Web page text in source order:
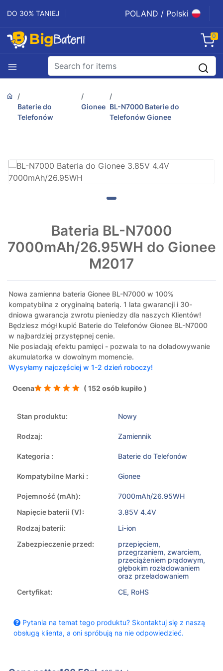
DO 30% TANIEJ POLAND / Polski
0
Baterie do
Telefonów
Gionee BL-N7000 Baterie do
Telefonów Gionee
Bateria BL-N7000
7000mAh/26.95WH do Gionee
M2017
Nowa zamienna bateria Gionee BL-N7000 w 100%
kompatybilna z oryginalną baterią. 1 lata gwarancji i 30-
dniowa gwarancja zwrotu pieniedzy dla naszych Klientów!
Będziesz mógł kupić Baterie do Telefonów Gionee BL-N7000
w najbardziej przystępnej cenie.
Nie posiadają efektu pamięci - pozwala to na doładowywanie
akumulatorka w dowolnym momencie.
Wysyłamy najczęściej w 1-2 dzień roboczy!
Ocena ( 152 osób kupiło )
Stan produktu: Nowy
Rodzaj: Zamiennik
Kategoria : Baterie do Telefonów
Kompatybilne Marki : Gionee
Pojemność (mAh):
7000mAh/26.95WH
Napięcie baterii (V):
3.85V 4.4V
Rodzaj baterii:
Li-ion
Zabezpieczenie przed:
przepięciem,
przegrzaniem, zwarciem,
przeciążeniem prądowym,
głębokim rozładowaniem
oraz przeładowaniem
Certyfikat:
CE, RoHS
Pytania na temat tego produktu? Skontaktuj się z naszą
obsługą klienta, a oni spróbują na nie odpowiedzieć.